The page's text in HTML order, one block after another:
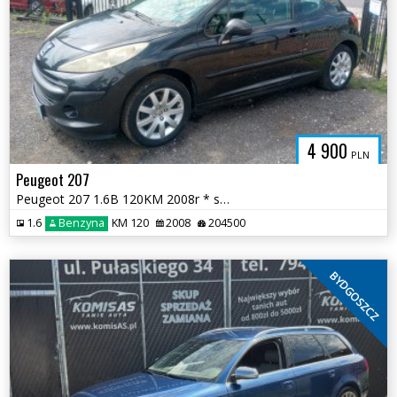
4 900 PLN
Peugeot 207
Peugeot 207 1.6B 120KM 2008r * sprawna klima radio felgi alu * TORUŃ
1.6 Benzyna KM 120 2008 204500
BYDGOSZCZ